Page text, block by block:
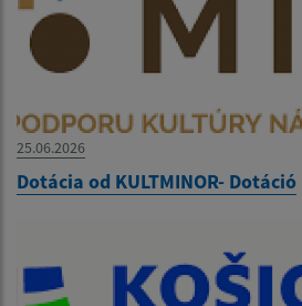
25.06.2026
Dotácia od KULTMINOR- Dotáció